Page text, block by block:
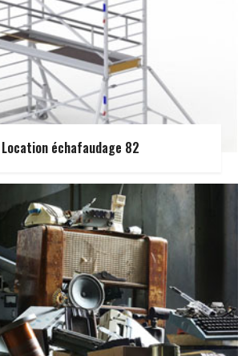
Location échafaudage 82